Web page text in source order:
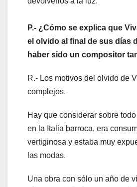
P.- ¿Cómo se explica que
el olvido al final de sus días
haber sido un compositor
R.- Los motivos del olvido de
complejos.
Hay que considerar sobre
en la Italia barroca, era
vertiginosa y estaba muy
las modas.
Una obra con sólo un año de